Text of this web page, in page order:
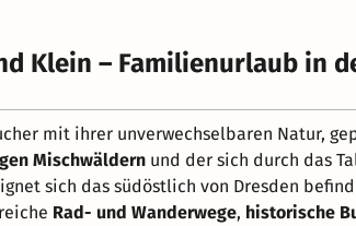
Klein – Familienurlaub in
mit ihrer unverwechselbaren Natur,
Mischwäldern und der sich durch das
sich das südöstlich von Dresden
Rad- und Wanderwege, historische